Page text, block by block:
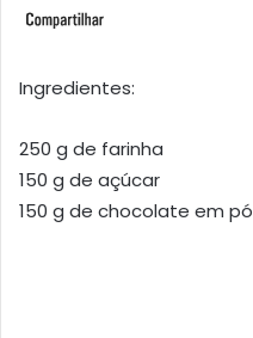
Ingredientes:
250 g de farinha
150 g de açúcar
150 g de chocolate em pó